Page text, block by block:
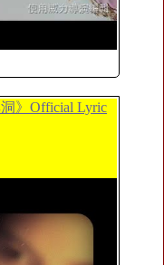
》Official Lyric